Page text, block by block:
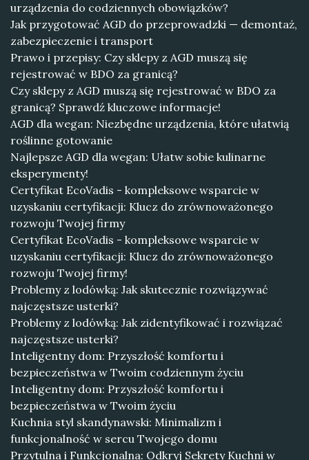
urządzenia do codziennych obowiązków?
Jak przygotować AGD do przeprowadzki — demontaż,
zabezpieczenie i transport
Prawo i przepisy: Czy sklepy z AGD muszą się
rejestrować w BDO za granicą?
Czy sklepy z AGD muszą się rejestrować w BDO za
granicą? Sprawdź kluczowe informacje!
AGD dla wegan: Niezbędne urządzenia, które ułatwią
roślinne gotowanie
Najlepsze AGD dla wegan: Ułatw sobie kulinarne
eksperymenty!
Certyfikat EcoVadis - kompleksowe wsparcie w
uzyskaniu certyfikacji: Klucz do zrównoważonego
rozwoju Twojej firmy
Certyfikat EcoVadis - kompleksowe wsparcie w
uzyskaniu certyfikacji: Klucz do zrównoważonego
rozwoju Twojej firmy!
Problemy z lodówką: Jak skutecznie rozwiązywać
najczęstsze usterki?
Problemy z lodówką: Jak zidentyfikować i rozwiązać
najczęstsze usterki?
Inteligentny dom: Przyszłość komfortu i
bezpieczeństwa w Twoim codziennym życiu
Inteligentny dom: Przyszłość komfortu i
bezpieczeństwa w Twoim życiu
Kuchnia styl skandynawski: Minimalizm i
funkcjonalność w sercu Twojego domu
Przytulna i Funkcjonalna: Odkryj Sekrety Kuchni w